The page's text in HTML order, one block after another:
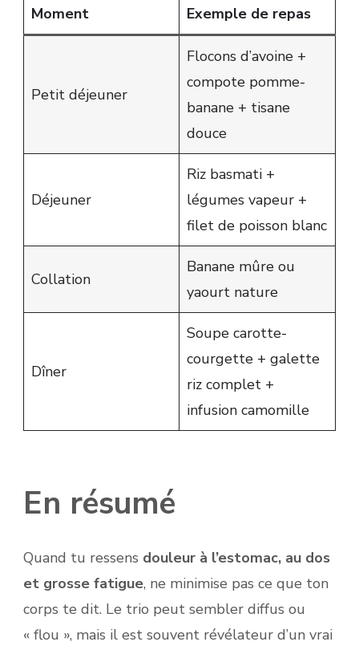
Moment Exemple de repas
Petit déjeuner
Flocons d’avoine +
compote pomme-
banane + tisane
douce
Déjeuner
Riz basmati +
légumes vapeur +
filet de poisson blanc
Collation
Banane mûre ou
yaourt nature
Dîner
Soupe carotte-
courgette + galette
riz complet +
infusion camomille
En résumé
Quand tu ressens douleur à l’estomac, au dos
et grosse fatigue, ne minimise pas ce que ton
corps te dit. Le trio peut sembler diffus ou
« flou », mais il est souvent révélateur d’un vrai